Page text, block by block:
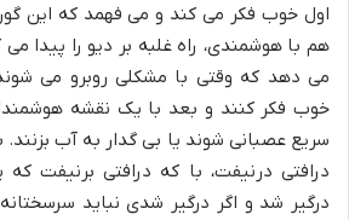
اول خوب فکر می کند و می فهمد که این
هم با هوشمندی، راه غلبه بر دیو را پیدا
می دهد که وقتی با مشکلی روبرو می
خوب فکر کنند و بعد با یک نقشه
سریع عصبانی شوند یا بی گدار به آب
درافتی درنیفت، با که درافتی برنیفت
درگیر شد و اگر درگیر شدی نباید سرسختانه